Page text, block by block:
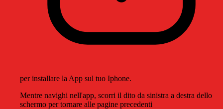
per installare la App sul tuo Iphone.
Mentre navighi nell'app, scorri il dito da sinistra a destra dello
schermo per tornare alle pagine precedenti